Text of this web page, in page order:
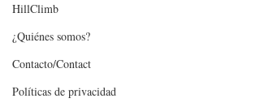
HillClimb
¿Quiénes somos?
Contacto/Contact
Políticas de privacidad